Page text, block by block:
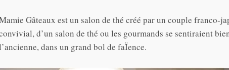
Gâteaux est un salon de thé créé par un couple
d’un salon de thé ou les gourmands se sentiraient
dans un grand bol de faÏence.